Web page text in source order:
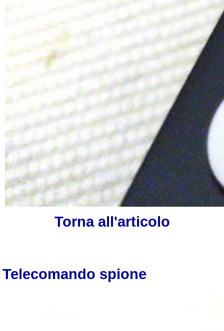
Torna all'articolo
Telecomando spione